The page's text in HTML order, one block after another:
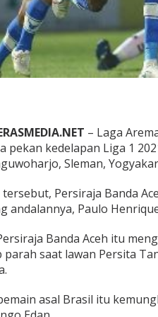
– Laga
pekan kedelapan Liga 1
Sleman,
tersebut, Persiraja Banda
andalannya, Paulo
Banda Aceh itu
parah saat lawan Persita
asal Brasil itu